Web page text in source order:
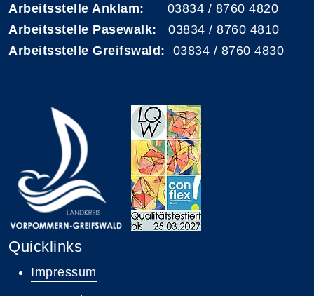
Arbeitsstelle Anklam: 03834 / 8760 4820
Arbeitsstelle Pasewalk: 03834 / 8760 4810
Arbeitsstelle Greifswald: 03834 / 8760 4830
Quicklinks
Impressum